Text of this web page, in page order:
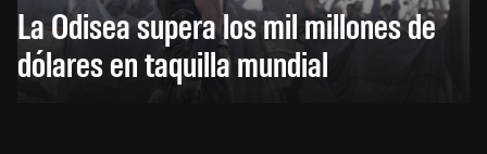
La Odisea supera los mil millones de
dólares en taquilla mundial